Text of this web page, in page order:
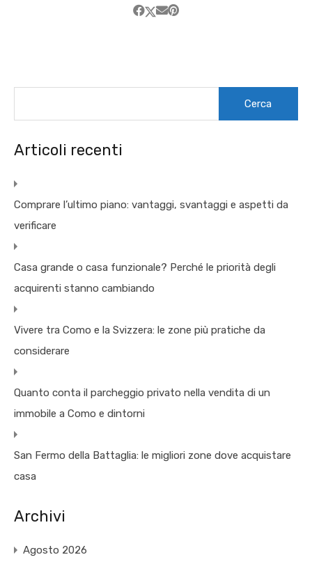
Articoli recenti
Comprare l’ultimo piano: vantaggi, svantaggi e aspetti da
verificare
Casa grande o casa funzionale? Perché le priorità degli
acquirenti stanno cambiando
Vivere tra Como e la Svizzera: le zone più pratiche da
considerare
Quanto conta il parcheggio privato nella vendita di un
immobile a Como e dintorni
San Fermo della Battaglia: le migliori zone dove acquistare
casa
Archivi
Agosto 2026